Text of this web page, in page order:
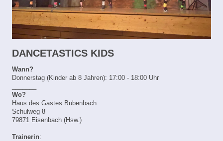
DANCETASTICS KIDS
Wann?
Donnerstag (Kinder ab 8 Jahren): 17:00 - 18:00 Uhr
Wo?
Haus des Gastes Bubenbach
Schulweg 8
79871 Eisenbach (Hsw.)
Trainerin: